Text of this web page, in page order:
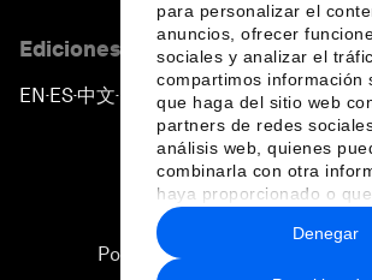
para personalizar el
anuncios, ofrecer
sociales y analizar el
compartimos información
que haga del sitio web
partners de redes
análisis web, quienes
combinarla con otra
haya proporcionado o
recopilado a partir del uso
hecho de sus servicios.
Denegar
Ediciones en otros idiomas
EN ▪ES▪中文▪ 日本語
Política de privacidad y normas